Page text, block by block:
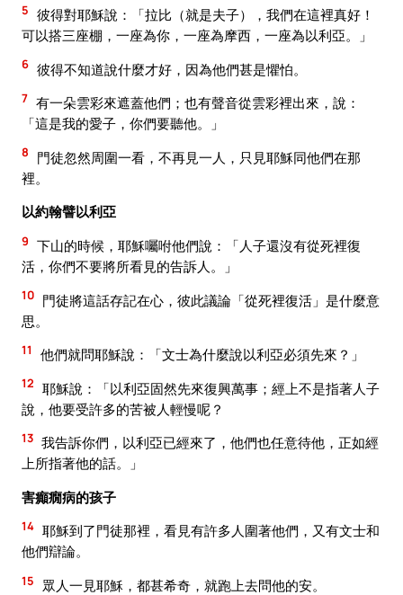
5 彼得對耶穌說：「拉比（就是夫子），我們在這裡真好！
可以搭三座棚，一座為你，一座為摩西，一座為以利亞。」
6 彼得不知道說什麼才好，因為他們甚是懼怕。
7 有一朵雲彩來遮蓋他們；也有聲音從雲彩裡出來，說：
「這是我的愛子，你們要聽他。」
8
門徒忽然周圍一看，不再見一人，只見耶穌同他們在那
裡。
以約翰譬以利亞
9 下山的時候，耶穌囑咐他們說：「人子還沒有從死裡復
活，你們不要將所看見的告訴人。」
10 門徒將這話存記在心，彼此議論「從死裡復活」是什麼意
思。
11 他們就問耶穌說：「文士為什麼說以利亞必須先來？」
12 耶穌說：「以利亞固然先來復興萬事；經上不是指著人子
說，他要受許多的苦被人輕慢呢？
13 我告訴你們，以利亞已經來了，他們也任意待他，正如經
上所指著他的話。」
害癲癇病的孩子
14 耶穌到了門徒那裡，看見有許多人圍著他們，又有文士和
他們辯論。
15 眾人一見耶穌，都甚希奇，就跑上去問他的安。